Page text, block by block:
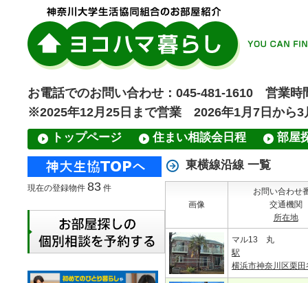
お電話でのお問い合わせ：045-481-1610 営
※2025年12月25日まで営業 2026年1月7日から
トップページ 住まい相談会日程 部屋
東横線沿線 一覧
画像
お問い合わせ
交通機関
所在地
マル13 丸
駅
横浜市神奈川区栗田
現在の登録物件 83 件